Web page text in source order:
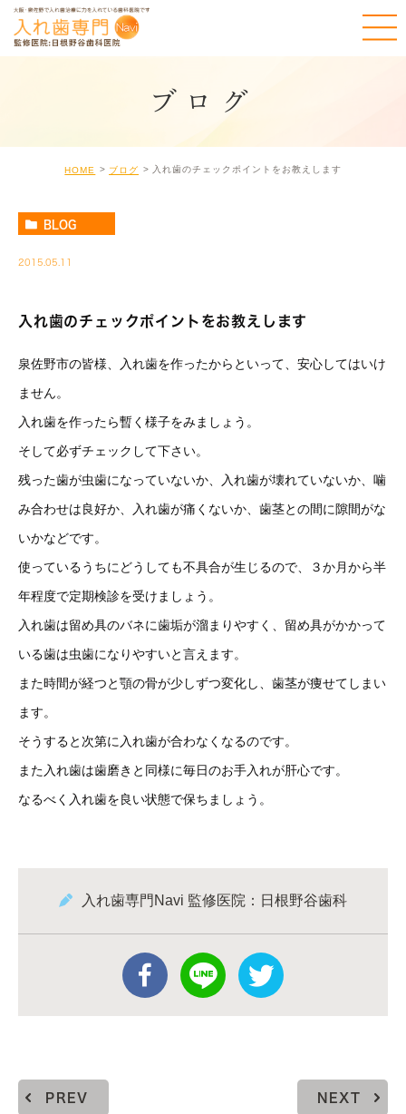
ブログ
HOME ブログ 入れ歯のチェックポイントをお教えします
BLOG
2015.05.11
入れ歯のチェックポイントをお教えします
泉佐野市の皆様、入れ歯を作ったからといって、安心してはいけ
ません。
入れ歯を作ったら暫く様子をみましょう。
そして必ずチェックして下さい。
残った歯が虫歯になっていないか、入れ歯が壊れていないか、噛
み合わせは良好か、入れ歯が痛くないか、歯茎との間に隙間がな
いかなどです。
使っているうちにどうしても不具合が生じるので、３か月から半
年程度で定期検診を受けましょう。
入れ歯は留め具のバネに歯垢が溜まりやすく、留め具がかかって
いる歯は虫歯になりやすいと言えます。
また時間が経つと顎の骨が少しずつ変化し、歯茎が痩せてしまい
ます。
そうすると次第に入れ歯が合わなくなるのです。
また入れ歯は歯磨きと同様に毎日のお手入れが肝心です。
なるべく入れ歯を良い状態で保ちましょう。
入れ歯専門Navi 監修医院：日根野谷歯科
PREV NEXT